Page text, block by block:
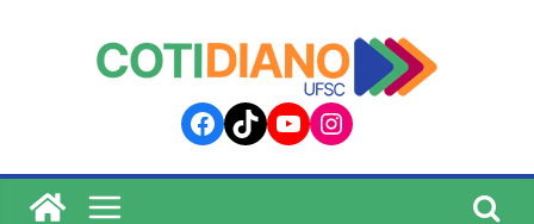
Facebook
TikTokYouTube
Instagram